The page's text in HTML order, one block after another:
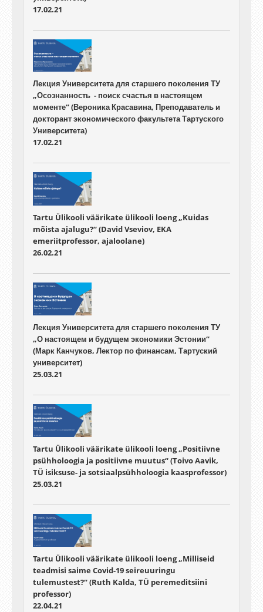
17.02.21
Лекция Университета для старшего поколения ТУ
„Осознанность - поиск счастья в настоящем
моменте“ (Вероника Красавина, Преподаватель и
докторант экономического факультета Тартуского
Университета)
17.02.21
Tartu Ülikooli väärikate ülikooli loeng „Kuidas
mõista ajalugu?“ (David Vseviov, EKA
emeriitprofessor, ajaloolane)
26.02.21
Лекция Университета для старшего поколения ТУ
„О настоящем и будущем экономики Эстонии“
(Марк Канчуков, Лектор по финансам, Тартуский
университет)
25.03.21
Tartu Ülikooli väärikate ülikooli loeng „Positiivne
psühholoogia ja positiivne muutus“ (Toivo Aavik,
TÜ isiksuse- ja sotsiaalpsühholoogia kaasprofessor)
25.03.21
Tartu Ülikooli väärikate ülikooli loeng „Milliseid
teadmisi saime Covid-19 seireuuringu
tulemustest?“ (Ruth Kalda, TÜ peremeditsiini
professor)
22.04.21